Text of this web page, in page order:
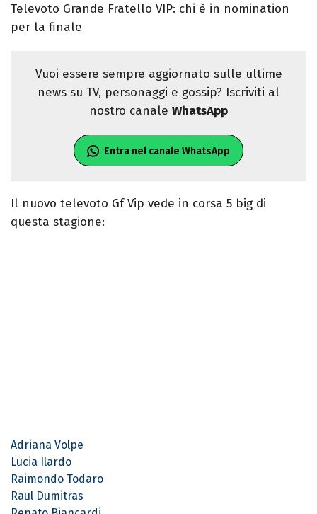
Televoto Grande Fratello VIP: chi è in nomination
per la finale
Vuoi essere sempre aggiornato sulle ultime
news su TV, personaggi e gossip? Iscriviti al
nostro canale WhatsApp
Entra nel canale WhatsApp
Il nuovo televoto Gf Vip vede in corsa 5 big di
questa stagione:
Adriana Volpe
Lucia Ilardo
Raimondo Todaro
Raul Dumitras